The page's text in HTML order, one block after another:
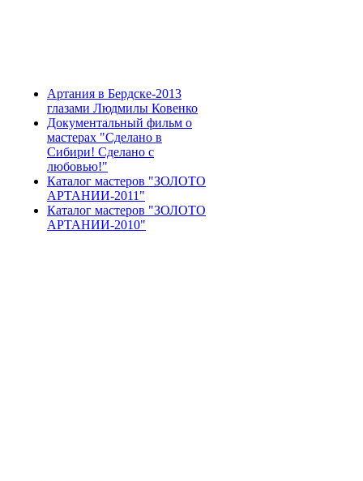
Артания в Бердске-2013
глазами Людмилы Ковенко
Документальный фильм о
мастерах "Сделано в
Сибири! Сделано с
любовью!"
Каталог мастеров "ЗОЛОТО
АРТАНИИ-2011"
Каталог мастеров "ЗОЛОТО
АРТАНИИ-2010"